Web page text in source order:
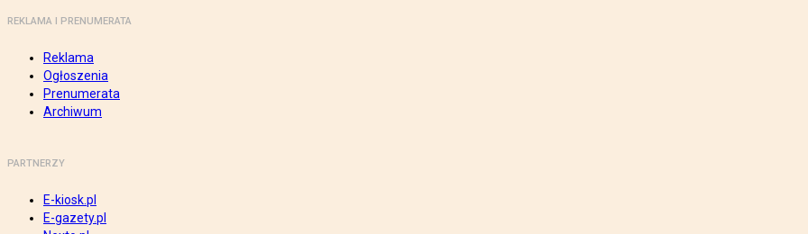
REKLAMA I PRENUMERATA
Reklama
Ogłoszenia
Prenumerata
Archiwum
PARTNERZY
E-kiosk.pl
E-gazety.pl